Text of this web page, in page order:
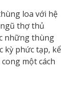
loa với hệ
thợ thủ
những thùng
kỳ phức tạp, kể
một cách